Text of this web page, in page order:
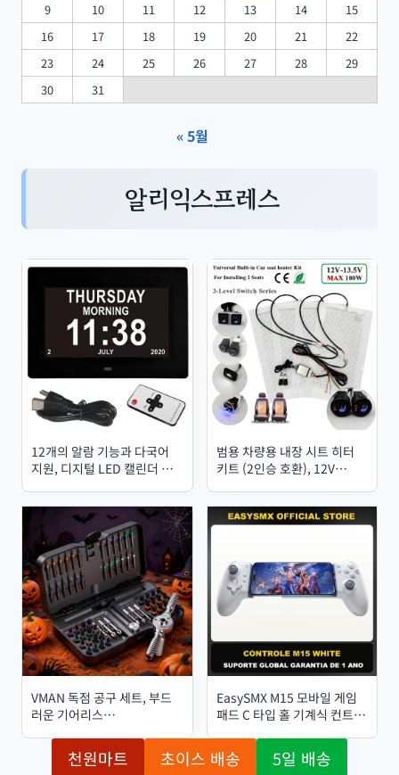
9
10 11 12 13 14
15
16
17 18 19 20 21
22
23
24 25 26 27 28
29
30
31
« 5월
알리익스프레스
12개의 알람 기능과 다국어
지원, 디지털 LED 캘린더 시
어르신들을 위한 약 복용 시간
알림 기능도 있으며, 가정용
책상이나 벽걸이 장식으로도
좋습니다.
범용 차량용 내장 시트 히터
키트 (2인승 호환), 12V
및 3단계 온도 조절 스위치 시
스템 포함
VMAN 독점 공구 세트, 부드
러운 기어리스
자석 디자인, S2 스틸 비트, 최
고의 수리 동반자
EasySMX M15 모바일 게임
패드 C 타입 홀 기계식 컨트롤
15/16 호환, 클라우드 게임,
Xbox 게임 패스 지원)
천원마트 초이스 배송 5일 배송